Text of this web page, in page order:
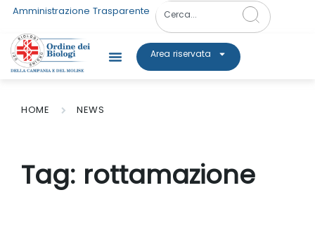
Amministrazione Trasparente
Area riservata
HOME NEWS
Tag: rottamazione